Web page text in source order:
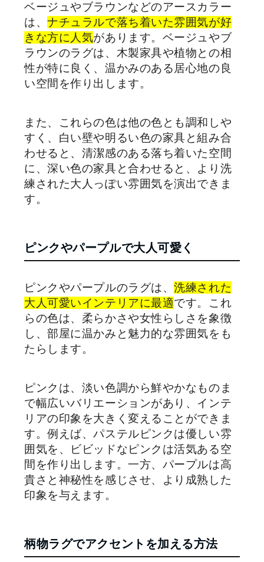
ベージュやブラウンなどのアースカラー
は、ナチュラルで落ち着いた雰囲気が好
きな方に人気があります。ベージュやブ
ラウンのラグは、木製家具や植物との相
性が特に良く、温かみのある居心地の良
い空間を作り出します。
また、これらの色は他の色とも調和しや
すく、白い壁や明るい色の家具と組み合
わせると、清潔感のある落ち着いた空間
に、深い色の家具と合わせると、より洗
練された大人っぽい雰囲気を演出できま
す。
ピンクやパープルで大人可愛く
ピンクやパープルのラグは、洗練された
大人可愛いインテリアに最適です。これ
らの色は、柔らかさや女性らしさを象徴
し、部屋に温かみと魅力的な雰囲気をも
たらします。
ピンクは、淡い色調から鮮やかなものま
で幅広いバリエーションがあり、インテ
リアの印象を大きく変えることができま
す。例えば、パステルピンクは優しい雰
囲気を、ビビッドなピンクは活気ある空
間を作り出します。一方、パープルは高
貴さと神秘性を感じさせ、より成熟した
印象を与えます。
柄物ラグでアクセントを加える方法